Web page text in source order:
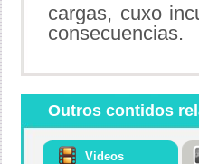
cargas, cuxo
consecuencias.
Outros contidos
Videos